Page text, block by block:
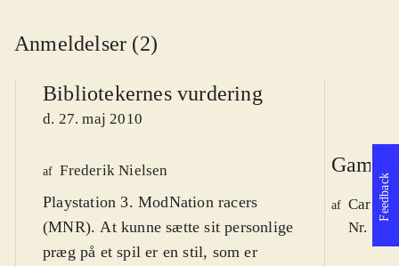
Anmeldelser (2)
Bibliotekernes vurdering
d. 27. maj 2010
af Frederik Nielsen
Playstation 3. ModNation racers
(MNR). At kunne sætte sit personlige
præg på et spil er en stil, som er
Game
af
Nr.
Feedback